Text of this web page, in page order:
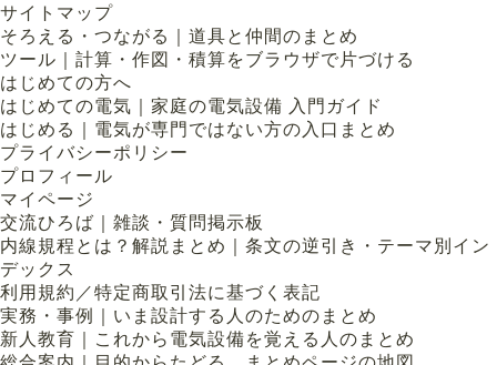
サイトマップ
そろえる・つながる｜道具と仲間のまとめ
ツール｜計算・作図・積算をブラウザで片づける
はじめての方へ
はじめての電気｜家庭の電気設備 入門ガイド
はじめる｜電気が専門ではない方の入口まとめ
プライバシーポリシー
プロフィール
マイページ
交流ひろば｜雑談・質問掲示板
内線規程とは？解説まとめ｜条文の逆引き・テーマ別イン
デックス
利用規約／特定商取引法に基づく表記
実務・事例｜いま設計する人のためのまとめ
新人教育｜これから電気設備を覚える人のまとめ